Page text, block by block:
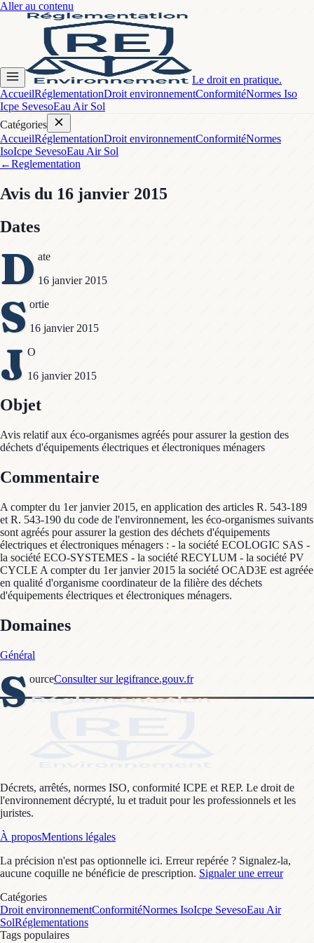
Aller au contenu
Le droit en pratique.
AccueilRéglementationDroit environnementConformitéNormes Iso
Icpe SevesoEau Air Sol
Catégories
AccueilRéglementationDroit environnementConformitéNormes
IsoIcpe SevesoEau Air Sol
←Reglementation
Avis du 16 janvier 2015
Dates
D ate
16 janvier 2015
S ortie
16 janvier 2015
J O
16 janvier 2015
Objet
Avis relatif aux éco-organismes agréés pour assurer la gestion des
déchets d'équipements électriques et électroniques ménagers
Commentaire
A compter du 1er janvier 2015, en application des articles R. 543-189
et R. 543-190 du code de l'environnement, les éco-organismes suivants
sont agréés pour assurer la gestion des déchets d'équipements
électriques et électroniques ménagers : - la société ECOLOGIC SAS -
la société ECO-SYSTEMES - la société RECYLUM - la société PV
CYCLE A compter du 1er janvier 2015 la société OCAD3E est agréée
en qualité d'organisme coordinateur de la filière des déchets
d'équipements électriques et électroniques ménagers.
Domaines
Général
S ourceConsulter sur legifrance.gouv.fr
Décrets, arrêtés, normes ISO, conformité ICPE et REP. Le droit de
l'environnement décrypté, lu et traduit pour les professionnels et les
juristes.
À proposMentions légales
La précision n'est pas optionnelle ici. Erreur repérée ? Signalez-la,
aucune coquille ne bénéficie de prescription. Signaler une erreur
Catégories
Droit environnementConformitéNormes IsoIcpe SevesoEau Air
SolRéglementations
Tags populaires